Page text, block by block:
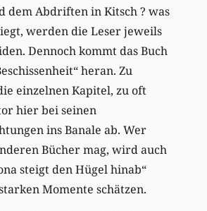
dem Abdriften in Kitsch ? was
werden die Leser jeweils
Dennoch kommt das Buch
heran. Zu
einzelnen Kapitel, zu oft
hier bei seinen
ins Banale ab. Wer
Bücher mag, wird auch
steigt den Hügel hinab“
Momente schätzen.